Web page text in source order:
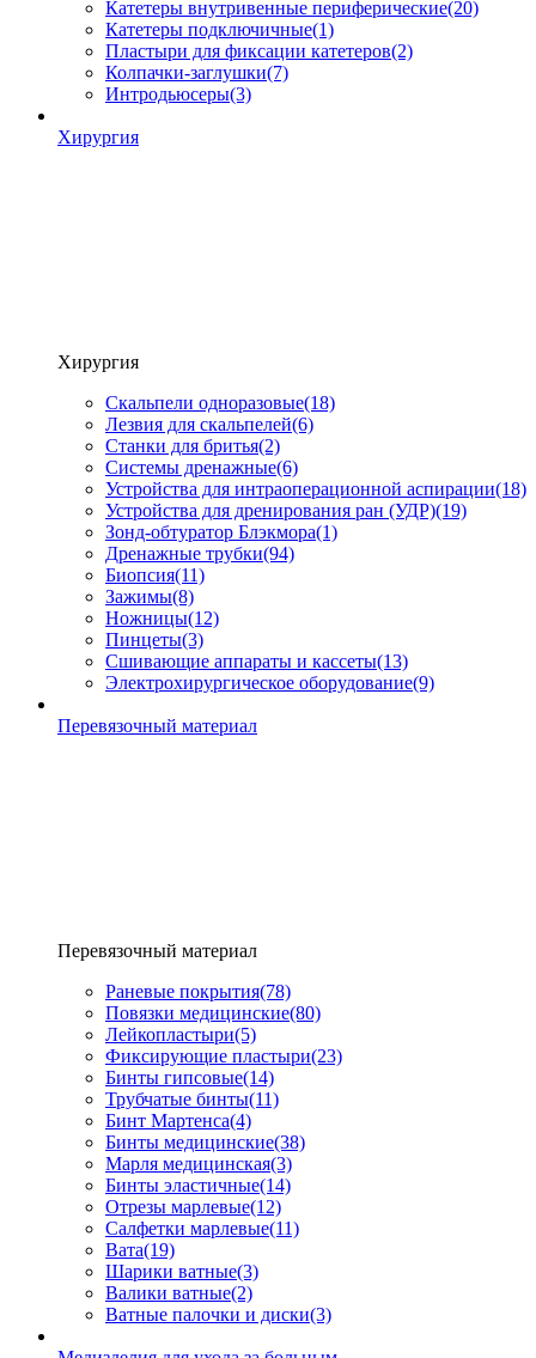
Катетеры внутривенные периферические(20)
Катетеры подключичные(1)
Пластыри для фиксации катетеров(2)
Колпачки-заглушки(7)
Интродьюсеры(3)
Хирургия
Хирургия
Скальпели одноразовые(18)
Лезвия для скальпелей(6)
Станки для бритья(2)
Системы дренажные(6)
Устройства для интраоперационной аспирации(18)
Устройства для дренирования ран (УДР)(19)
Зонд-обтуратор Блэкмора(1)
Дренажные трубки(94)
Биопсия(11)
Зажимы(8)
Ножницы(12)
Пинцеты(3)
Сшивающие аппараты и кассеты(13)
Электрохирургическое оборудование(9)
Перевязочный материал
Перевязочный материал
Раневые покрытия(78)
Повязки медицинские(80)
Лейкопластыри(5)
Фиксирующие пластыри(23)
Бинты гипсовые(14)
Трубчатые бинты(11)
Бинт Мартенса(4)
Бинты медицинские(38)
Марля медицинская(3)
Бинты эластичные(14)
Отрезы марлевые(12)
Салфетки марлевые(11)
Вата(19)
Шарики ватные(3)
Валики ватные(2)
Ватные палочки и диски(3)